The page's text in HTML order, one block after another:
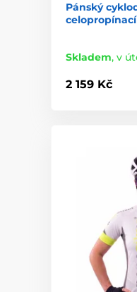
Pánský
celopropínací
Skladem, v
2 159 Kč